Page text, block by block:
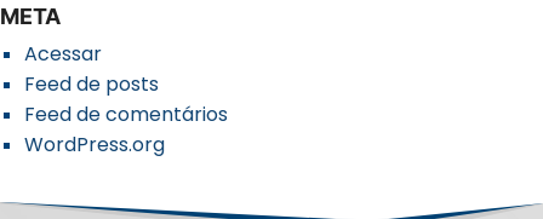
META
Acessar
Feed de posts
Feed de comentários
WordPress.org